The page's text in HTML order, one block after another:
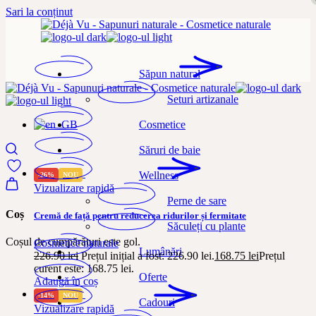
Sari la conținut
Săpun natural
Seturi artizanale
Cosmetice
Săruri de baie
Wellness
Perne de sare
Săculeți cu plante
Lumânări
Oferte
Cadouri
Coș
Coșul de cumpărături este gol.
-26% NOU
Vizualizare rapidă
Cremă de față pentru reducerea ridurilor și fermitate
Cosmetice naturale
226.90lei Prețul inițial a fost: 226.90 lei.168.75 leiPrețul
curent este: 168.75 lei.
Adaugă în coș
-14% NOU
Vizualizare rapidă